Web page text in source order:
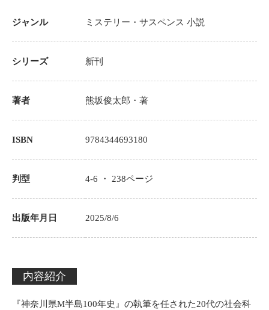
ジャンル ミステリー・サスペンス 小説
シリーズ 新刊
著者 熊坂俊太郎 ・著
ISBN 9784344693180
判型 4-6 ・ 238ページ
出版年月日 2025/8/6
内容紹介
『神奈川県M半島100年史』の執筆を任された20代の社会科